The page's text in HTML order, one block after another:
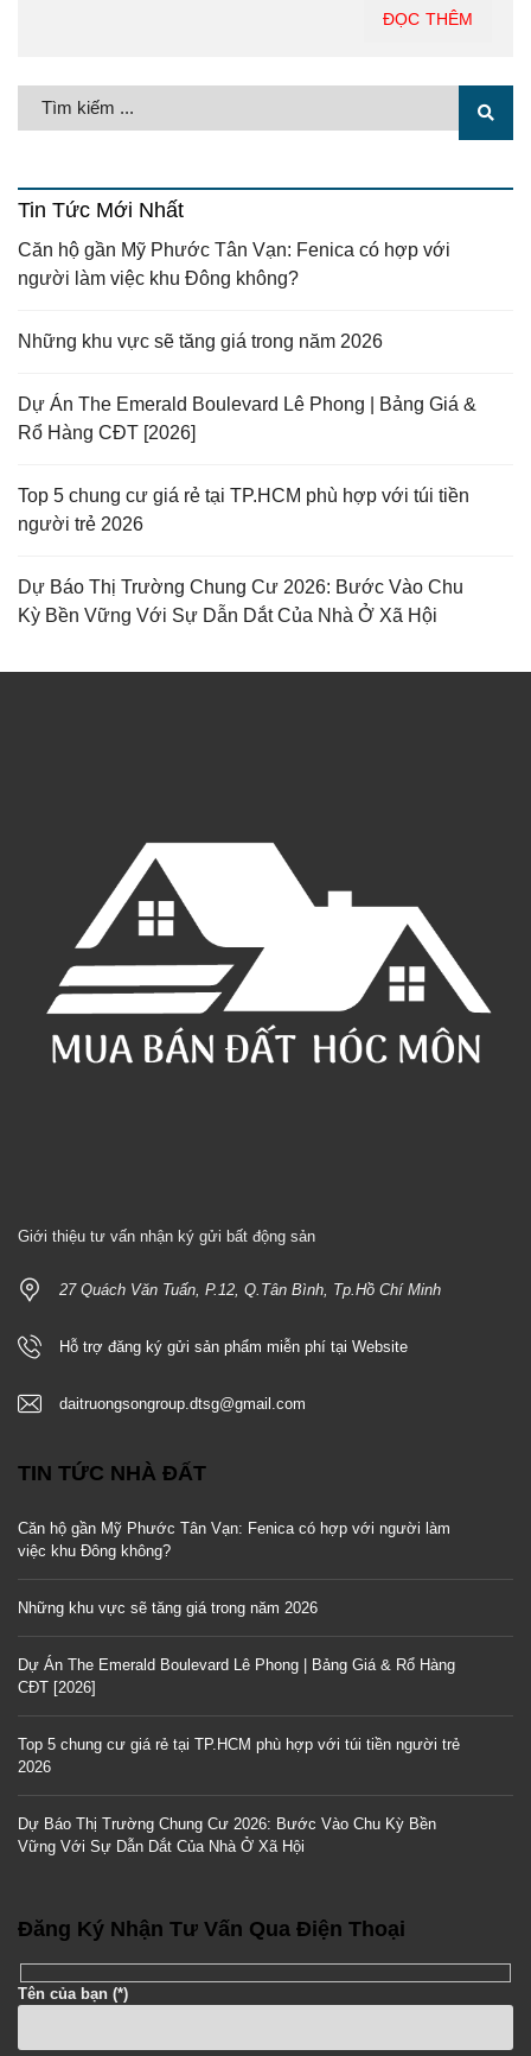
ĐỌC THÊM
Tin Tức Mới Nhất
Căn hộ gần Mỹ Phước Tân Vạn: Fenica có hợp với
người làm việc khu Đông không?
Những khu vực sẽ tăng giá trong năm 2026
Dự Án The Emerald Boulevard Lê Phong | Bảng Giá &
Rổ Hàng CĐT [2026]
Top 5 chung cư giá rẻ tại TP.HCM phù hợp với túi tiền
người trẻ 2026
Dự Báo Thị Trường Chung Cư 2026: Bước Vào Chu
Kỳ Bền Vững Với Sự Dẫn Dắt Của Nhà Ở Xã Hội
Giới thiệu tư vấn nhận ký gửi bất động sản
27 Quách Văn Tuấn, P.12, Q.Tân Bình, Tp.Hồ Chí Minh
Hỗ trợ đăng ký gửi sản phẩm miễn phí tại Website
daitruongsongroup.dtsg@gmail.com
TIN TỨC NHÀ ĐẤT
Căn hộ gần Mỹ Phước Tân Vạn: Fenica có hợp với người làm
việc khu Đông không?
Những khu vực sẽ tăng giá trong năm 2026
Dự Án The Emerald Boulevard Lê Phong | Bảng Giá & Rổ Hàng
CĐT [2026]
Top 5 chung cư giá rẻ tại TP.HCM phù hợp với túi tiền người trẻ
2026
Dự Báo Thị Trường Chung Cư 2026: Bước Vào Chu Kỳ Bền
Vững Với Sự Dẫn Dắt Của Nhà Ở Xã Hội
Đăng Ký Nhận Tư Vấn Qua Điện Thoại
Tên của bạn (*)